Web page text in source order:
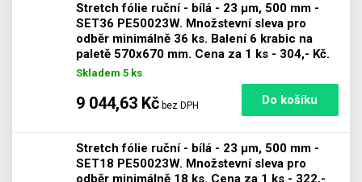
Stretch fólie ruční - bílá - 23 µm, 500 mm -
SET36 PE50023W. Množstevní sleva pro
odběr minimálně 36 ks. Balení 6 krabic na
paletě 570x670 mm. Cena za 1 ks - 304,- Kč.
Skladem 5 ks
9 044,63 Kč bez DPH
Počet
Stretch fólie ruční - bílá - 23 µm, 500 mm -
SET18 PE50023W. Množstevní sleva pro
odběr minimálně 18 ks. Cena za 1 ks - 322,-